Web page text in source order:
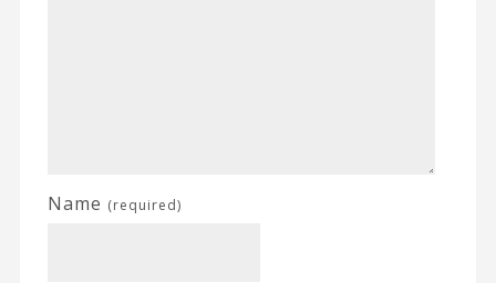
Name (required)